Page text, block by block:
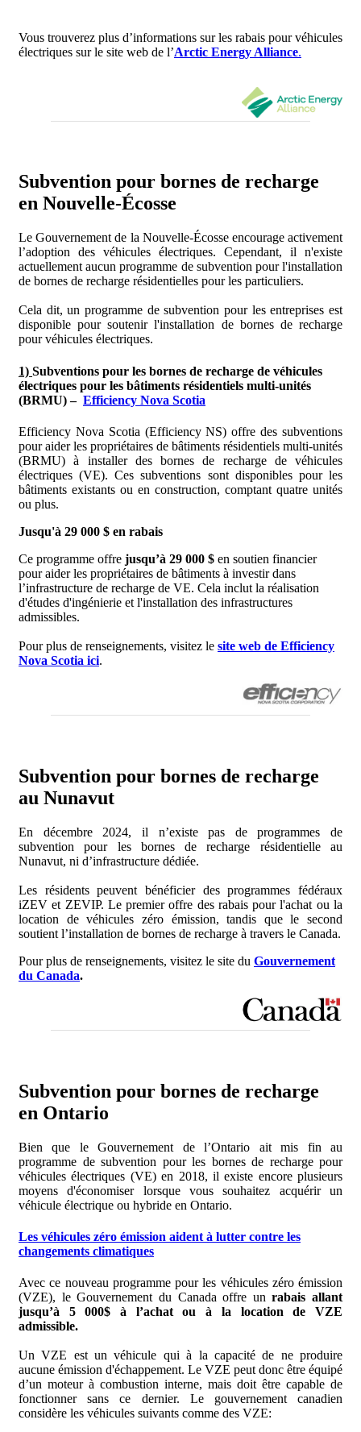
Vous trouverez plus d’informations sur les rabais pour véhicules
électriques sur le site web de l’Arctic Energy Alliance.
Subvention pour bornes de recharge
en Nouvelle-Écosse
Le Gouvernement de la Nouvelle-Écosse encourage activement
l’adoption des véhicules électriques. Cependant, il n'existe
actuellement aucun programme de subvention pour l'installation
de bornes de recharge résidentielles pour les particuliers.
Cela dit, un programme de subvention pour les entreprises est
disponible pour soutenir l'installation de bornes de recharge
pour véhicules électriques.
1) Subventions pour les bornes de recharge de véhicules
électriques pour les bâtiments résidentiels multi-unités
(BRMU) – Efficiency Nova Scotia
Efficiency Nova Scotia (Efficiency NS) offre des subventions
pour aider les propriétaires de bâtiments résidentiels multi-unités
(BRMU) à installer des bornes de recharge de véhicules
électriques (VE). Ces subventions sont disponibles pour les
bâtiments existants ou en construction, comptant quatre unités
ou plus.
Jusqu'à 29 000 $ en rabais
Ce programme offre jusqu’à 29 000 $ en soutien financier
pour aider les propriétaires de bâtiments à investir dans
l’infrastructure de recharge de VE. Cela inclut la réalisation
d'études d'ingénierie et l'installation des infrastructures
admissibles.
Pour plus de renseignements, visitez le site web de Efficiency
Nova Scotia ici.
Subvention pour bornes de recharge
au Nunavut
En décembre 2024, il n’existe pas de programmes de
subvention pour les bornes de recharge résidentielle au
Nunavut, ni d’infrastructure dédiée.
Les résidents peuvent bénéficier des programmes fédéraux
iZEV et ZEVIP. Le premier offre des rabais pour l'achat ou la
location de véhicules zéro émission, tandis que le second
soutient l’installation de bornes de recharge à travers le Canada.
Pour plus de renseignements, visitez le site du Gouvernement
du Canada.
Subvention pour bornes de recharge
en Ontario
Bien que le Gouvernement de l’Ontario ait mis fin au
programme de subvention pour les bornes de recharge pour
véhicules électriques (VE) en 2018, il existe encore plusieurs
moyens d'économiser lorsque vous souhaitez acquérir un
véhicule électrique ou hybride en Ontario.
Les véhicules zéro émission aident à lutter contre les
changements climatiques
Avec ce nouveau programme pour les véhicules zéro émission
(VZE), le Gouvernement du Canada offre unrabais allant
jusqu’à 5 000$ à l’achat ou à la location de VZE
admissible.
Un VZE est un véhicule qui à la capacité de ne produire
aucune émission d'échappement. Le VZE peut donc être équipé
d’un moteur à combustion interne, mais doit être capable de
fonctionner sans ce dernier. Le gouvernement canadien
considère les véhicules suivants comme des VZE: